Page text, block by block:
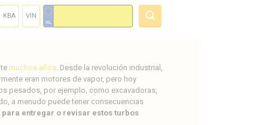
KBA VIN
muchos años. Desde la revolución industrial,
eran motores de vapor, pero hoy
pesados, por ejemplo, como excavadoras,
a menudo puede tener consecuencias
entregar o revisar estos turbos